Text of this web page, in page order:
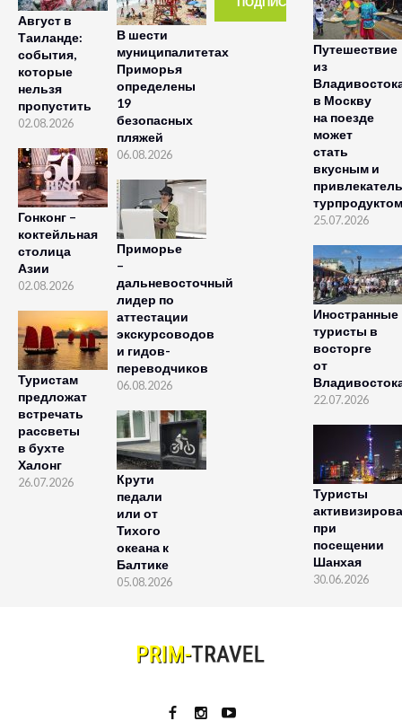
Август в
Таиланде:
события,
которые
нельзя
пропустить
02.08.2026
Гонконг –
коктейльная
столица
Азии
02.08.2026
Туристам
предложат
встречать
рассветы
в бухте
Халонг
26.07.2026
В шести
муниципалитетах
Приморья
определены
19
безопасных
пляжей
06.08.2026
Приморье
–
дальневосточный
лидер по
аттестации
экскурсоводов
и гидов-
переводчиков
06.08.2026
Крути
педали
или от
Тихого
океана к
Балтике
05.08.2026
Путешествие
из
в Москву
на поезде
может
стать
вкусным и
турпродуктом
25.07.2026
Иностранные
туристы в
восторге
от
22.07.2026
Туристы
при
посещении
Шанхая
30.06.2026